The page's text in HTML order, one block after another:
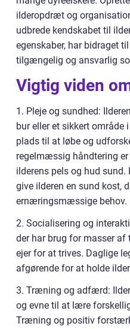
ilderopdræt og
udbrede kendskabet til
egenskaber, har bidraget
tilgængelig og ansvarlig
Vigtig viden
1. Pleje og sundhed:
bur eller et sikkert
plads til at løbe og
regelmæssig håndtering
ilderens pels og hud
give ilderen en sund kost,
ernæringsmæssige behov.
2. Socialisering og
der har brug for masser
ejer for at trives. Daglige
afgørende for at holde
3. Træning og adfærd:
og evne til at lære
Træning og positiv